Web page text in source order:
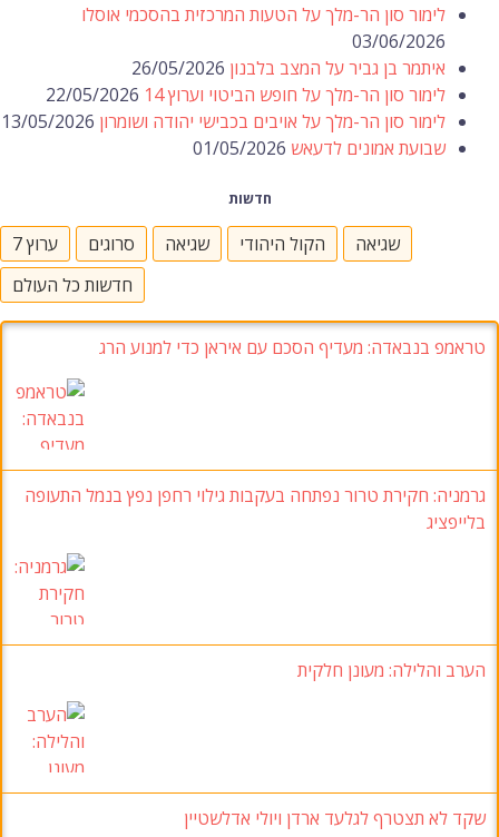
לימור סון הר-מלך על הטעות המרכזית בהסכמי אוסלו
03/06/2026
איתמר בן גביר על המצב בלבנון 26/05/2026
לימור סון הר-מלך על חופש הביטוי וערוץ 14
22/05/2026
לימור סון הר-מלך על אויבים בכבישי יהודה ושומרון 13/05/2026
שבועת אמונים לדעאש 01/05/2026
חדשות
ערוץ 7 סרוגים שגיאה הקול היהודי
שגיאה
חדשות כל העולם
טראמפ בנבאדה: מעדיף הסכם עם איראן כדי למנוע הרג
גרמניה: חקירת טרור נפתחה בעקבות גילוי רחפן נפץ בנמל התעופה
בלייפציג
הערב והלילה: מעונן חלקית
שקד לא תצטרף לגלעד ארדן ויולי אדלשטיין